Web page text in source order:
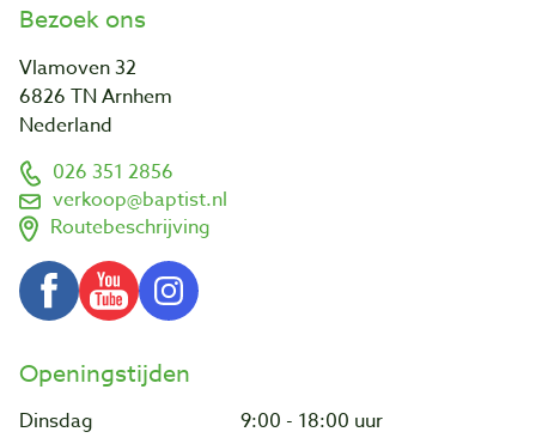
Bezoek ons
Vlamoven 32
6826 TN Arnhem
Nederland
026 351 2856
verkoop@baptist.nl
Routebeschrijving
Openingstijden
Dinsdag
9:00 - 18:00 uur